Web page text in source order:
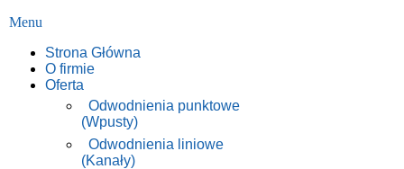
Menu
Strona Główna
O firmie
Oferta
Odwodnienia punktowe
(Wpusty)
Odwodnienia liniowe
(Kanały)